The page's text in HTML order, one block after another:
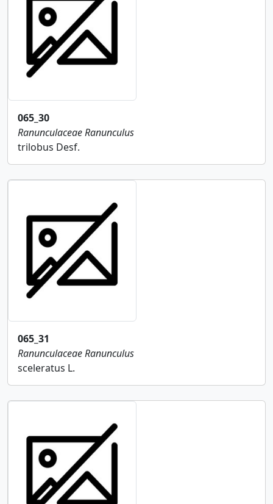
065_30
RanunculaceaeRanunculus
trilobus Desf.
065_31
RanunculaceaeRanunculus
sceleratus L.